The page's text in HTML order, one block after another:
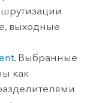
выходные
. Выбранные
как